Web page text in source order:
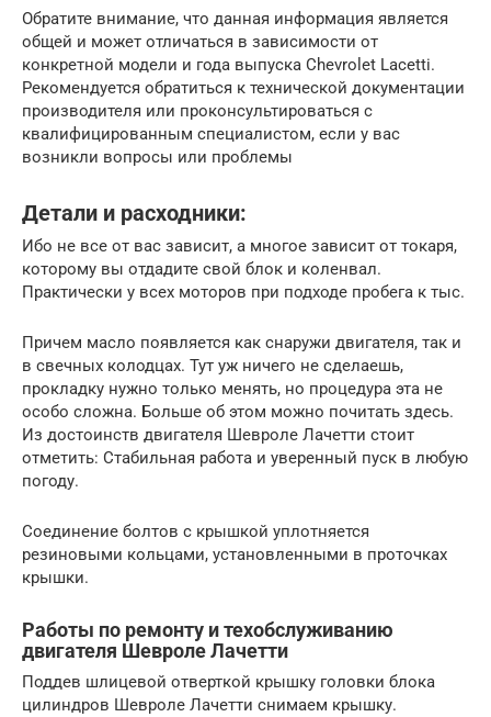
Обратите внимание, что данная информация является
общей и может отличаться в зависимости от
конкретной модели и года выпуска Chevrolet Lacetti.
Рекомендуется обратиться к технической документации
производителя или проконсультироваться с
квалифицированным специалистом, если у вас
возникли вопросы или проблемы
Детали и расходники:
Ибо не все от вас зависит, а многое зависит от токаря,
которому вы отдадите свой блок и коленвал.
Практически у всех моторов при подходе пробега к тыс.
Причем масло появляется как снаружи двигателя, так и
в свечных колодцах. Тут уж ничего не сделаешь,
прокладку нужно только менять, но процедура эта не
особо сложна. Больше об этом можно почитать здесь.
Из достоинств двигателя Шевроле Лачетти стоит
отметить: Стабильная работа и уверенный пуск в любую
погоду.
Соединение болтов с крышкой уплотняется
резиновыми кольцами, установленными в проточках
крышки.
Работы по ремонту и техобслуживанию
двигателя Шевроле Лачетти
Поддев шлицевой отверткой крышку головки блока
цилиндров Шевроле Лачетти снимаем крышку.